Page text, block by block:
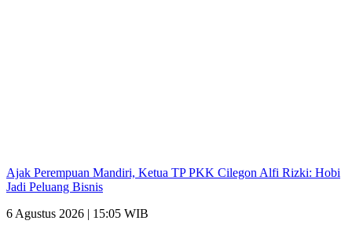
Ajak Perempuan Mandiri, Ketua TP PKK Cilegon Alfi Rizki: Hobi
Jadi Peluang Bisnis
6 Agustus 2026 | 15:05 WIB